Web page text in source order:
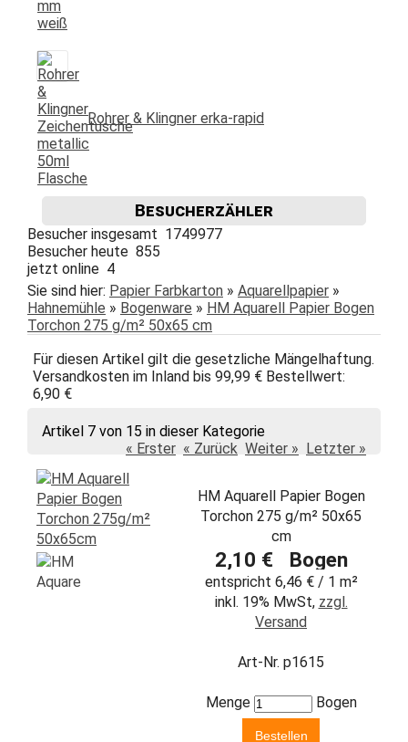
Rohrer & Klingner erka-rapid
Besucherzähler
Besucher insgesamt 1749977
Besucher heute 855
jetzt online 4
Sie sind hier: Papier Farbkarton » Aquarellpapier »
Hahnemühle » Bogenware » HM Aquarell Papier Bogen
Torchon 275 g/m² 50x65 cm
Für diesen Artikel gilt die gesetzliche Mängelhaftung.
Versandkosten im Inland bis 99,99 € Bestellwert:
6,90 €
Artikel 7 von 15 in dieser Kategorie
« Erster « Zurück Weiter » Letzter »
HM Aquarell Papier Bogen
Torchon 275 g/m² 50x65
cm
2,10 € Bogen
entspricht 6,46 € / 1 m²
inkl. 19% MwSt, zzgl.
Versand
Art-Nr. p1615
Menge Bogen